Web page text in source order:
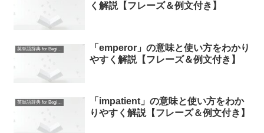
く解説【フレーズ＆例文付き】
英単語辞典 for Beginners
「emperor」の意味と使い方をわかり
やすく解説【フレーズ＆例文付き】
英単語辞典 for Beginners
「impatient」の意味と使い方をわか
りやすく解説【フレーズ＆例文付き】